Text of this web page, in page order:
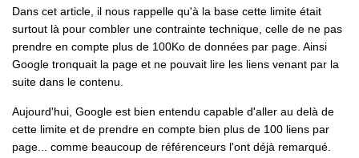
Dans cet article, il nous rappelle qu'à la base cette limite était
surtout là pour combler une contrainte technique, celle de ne pas
prendre en compte plus de 100Ko de données par page. Ainsi
Google tronquait la page et ne pouvait lire les liens venant par la
suite dans le contenu.
Aujourd'hui, Google est bien entendu capable d'aller au delà de
cette limite et de prendre en compte bien plus de 100 liens par
page... comme beaucoup de référenceurs l'ont déjà remarqué.